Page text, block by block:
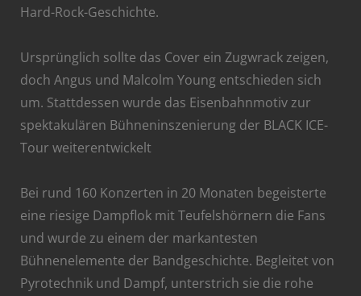
Hard-Rock-Geschichte.
Ursprünglich sollte das Cover ein Zugwrack zeigen,
doch Angus und Malcolm Young entschieden sich
um. Stattdessen wurde das Eisenbahnmotiv zur
spektakulären Bühneninszenierung der BLACK ICE-
Tour weiterentwickelt
Bei rund 160 Konzerten in 20 Monaten begeisterte
eine riesige Dampflok mit Teufelshörnern die Fans
und wurde zu einem der markantesten
Bühnenelemente der Bandgeschichte. Begleitet von
Pyrotechnik und Dampf, unterstrich sie die rohe